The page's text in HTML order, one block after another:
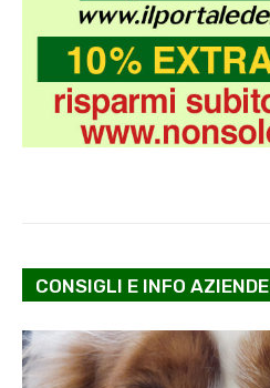
CONSIGLI E INFO AZIENDE